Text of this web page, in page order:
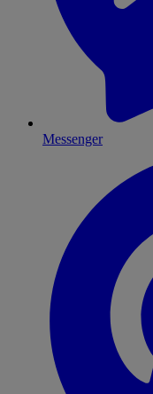
Messenger